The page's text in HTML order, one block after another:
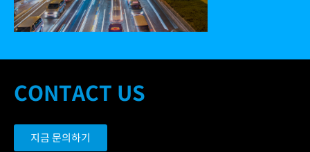
CONTACT US
지금 문의하기